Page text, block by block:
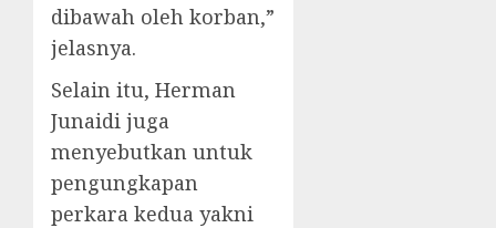
dibawah oleh korban,”
jelasnya.
Selain itu, Herman
Junaidi juga
menyebutkan untuk
pengungkapan
perkara kedua yakni